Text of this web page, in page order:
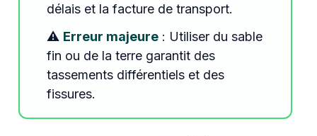
délais et la facture de transport.
⚠️ Erreur majeure: Utiliser du sable
fin ou de la terre garantit des
tassements différentiels et des
fissures.